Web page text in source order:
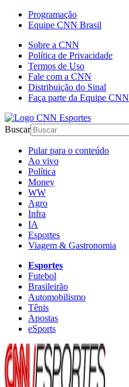
Programação
Equipe CNN Brasil
Sobre a CNN
Política de Privacidade
Termos de Uso
Fale com a CNN
Distribuição do Sinal
Faça parte da Equipe CNN
Buscar
Pular para o conteúdo
Ao vivo
Política
Money
WW
Agro
Infra
IA
Esportes
Viagem & Gastronomia
Esportes
Futebol
Brasileirão
Automobilismo
Tênis
Apostas
eSports